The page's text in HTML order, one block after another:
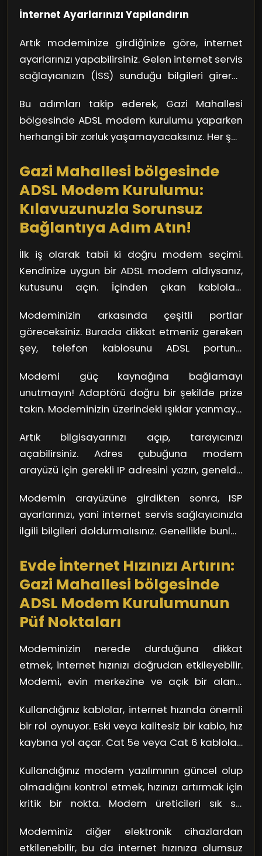
girmeniz yeterli. Bu aşamada biraz sabırlı
olun çünkü modeminiz ilk başta internet
bağlantısını sağlamaya çalışacaktır.
girebilirsiniz. Mükemmel bir bağlantı için
kullanıcı adı ve şifreyi kullanarak oturum açın.
Genelde bu bilgiler, modemin kutusunda ya
da modem üzerinde bulunur.
İnternet Ayarlarınızı Yapılandırın
Artık modeminize girdiğinize göre, internet
ayarlarınızı yapabilirsiniz. Gelen internet servis
sağlayıcınızın (İSS) sunduğu bilgileri girerek
sekmede yapılandırma kılavuzuna bakarak
özellikle PPPoE ayarlarını kontrol etmekte
fayda var. Vay canına! Artık internete
Bu adımları takip ederek, Gazi Mahallesi
bölgesinde ADSL modem kurulumu yaparken
herhangi bir zorluk yaşamayacaksınız. Her şey
çıkarmaya başlayabilirsiniz! Hadi bakalım,
internet dünyasını keşfetmek için hazır olun!
Gazi Mahallesi bölgesinde
ADSL Modem Kurulumu:
Kılavuzunuzla Sorunsuz
Bağlantıya Adım Atın!
İlk iş olarak tabii ki doğru modem seçimi.
Kendinize uygun bir ADSL modem aldıysanız,
kutusunu açın. İçinden çıkan kabloları,
geçirin. Hadi gelin, bağlantı için ilk adımı
atmaya başlayalım. Cihaza ne kadar uyumlu
bir şekilde yaklaşacağız, bakalım?
Modeminizin arkasında çeşitli portlar
göreceksiniz. Burada dikkat etmeniz gereken
şey, telefon kablosunu ADSL portuna
gerekiyorsa Ethernet kablosunu LAN portuna
bağlayın. Unutmayın; doğru kabloyu
bağladığınızdan emin olun, yoksa işleminiz
yarım kalabilir.
Modemi güç kaynağına bağlamayı
unutmayın! Adaptörü doğru bir şekilde prize
takın. Modeminizin üzerindeki ışıklar yanmaya
geldiğini anlayacaksınız. Bir diğer anahtar
nokta, internetin çalışabilmesi için doğru ışığın
yanıp yanmadığını kontrol etmek.
Artık bilgisayarınızı açıp, tarayıcınızı
açabilirsiniz. Adres çubuğuna modem
arayüzü için gerekli IP adresini yazın, genelde
kullanıcı adı ve şifrenizi girerek giriş yapın.
Burada yapmanız gereken bazı ayarları
yapmalısınız ki, bağlantınız daha stabil hale
Modemin arayüzüne girdikten sonra, ISP
ayarlarınızı, yani internet servis sağlayıcınızla
ilgili bilgileri doldurmalısınız. Genellikle bunlar,
şekilde girdiğinizde, bağlantınızın
güçleneceğinden emin olun!
Evde İnternet Hızınızı Artırın:
Gazi Mahallesi bölgesinde
ADSL Modem Kurulumunun
Püf Noktaları
Modeminizin nerede durduğuna dikkat
etmek, internet hızınızı doğrudan etkileyebilir.
Modemi, evin merkezine ve açık bir alana
ulaşmasını sağlar. Unutmayın ki, kalabalık ve
kapalı yerler sinyali kesebilir. Örneğin, bir
dolabın içine koyduğunuzda, modem adeta
kendi kendini hapsetmiş gibi olur. Hava akışını
sağlayarak ısınma sorunlarını da
engelleyebilirsiniz.
Kullandığınız kablolar, internet hızında önemli
bir rol oynuyor. Eski veya kalitesiz bir kablo, hız
kaybına yol açar. Cat 5e veya Cat 6 kabloları
sağlar. Göz önünde bulundurmanız gereken
bir diğer nokta da kabloları düzgün bir şekilde
yerleştirmek. Dolaşmış ve birbirine karışmış
kablolar, internet sinyalini bozabilir.
Kullandığınız modem yazılımının güncel olup
olmadığını kontrol etmek, hızınızı artırmak için
kritik bir nokta. Modem üreticileri sık sık
modeminizin daha iyi performans
göstermesini sağlamanın yanı sıra potansiyel
Modeminiz diğer elektronik cihazlardan
etkilenebilir, bu da internet hızınıza olumsuz